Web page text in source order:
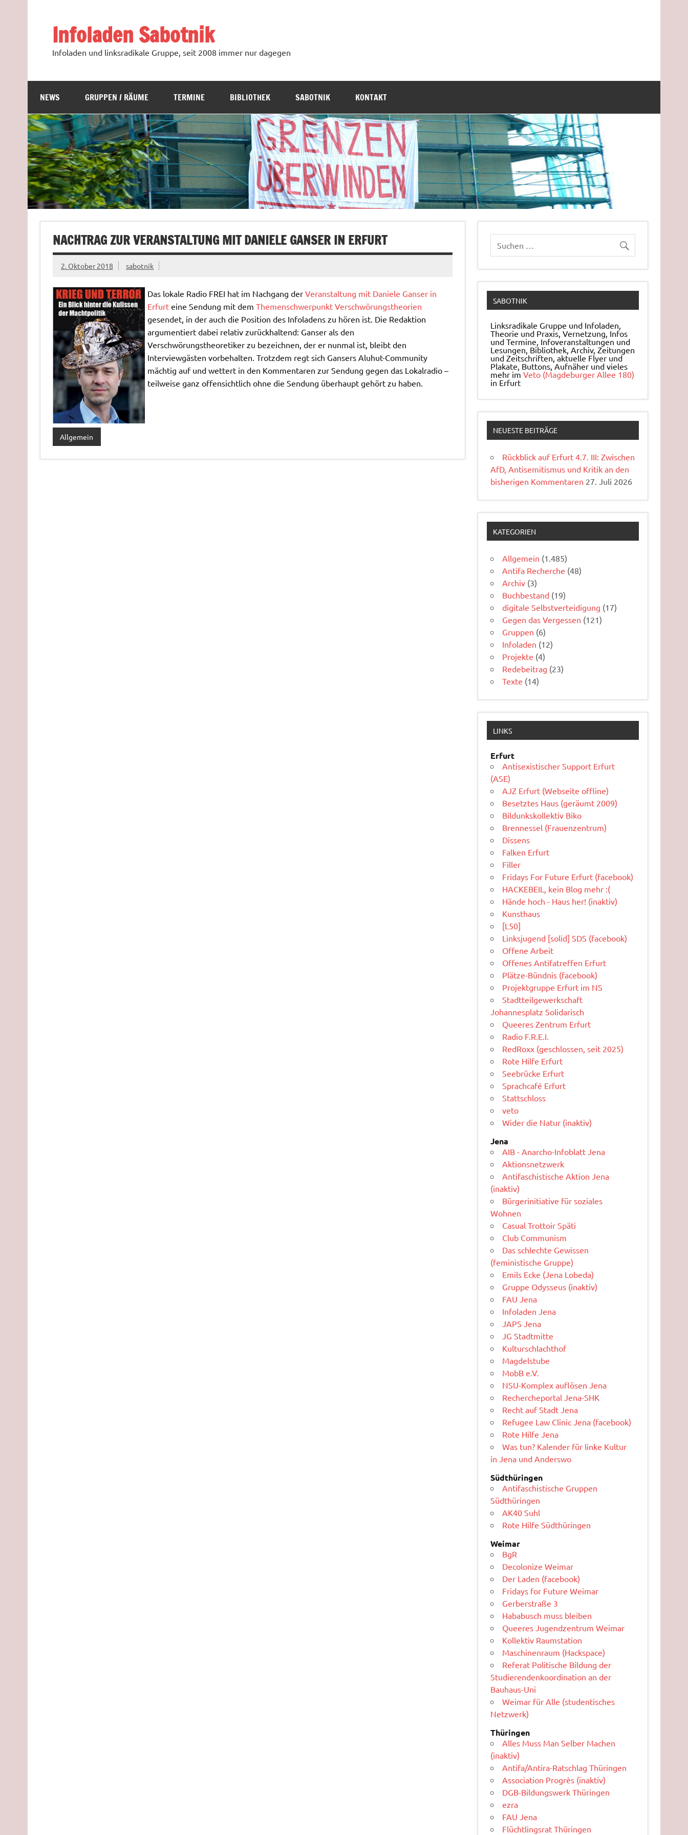
Infoladen Sabotnik
Infoladen und linksradikale Gruppe, seit 2008 immer nur dagegen
NEWS GRUPPEN / RÄUME TERMINE BIBLIOTHEK SABOTNIK KONTAKT
NACHTRAG ZUR VERANSTALTUNG MIT DANIELE GANSER IN ERFURT
2. Oktober 2018 sabotnik
Das lokale Radio FREI hat im Nachgang der Veranstaltung mit Daniele Ganser in
Erfurteine Sendung mit dem Themenschwerpunkt Verschwörungstheorien
gesendet, in der auch die Position des Infoladens zu hören ist. Die Redaktion
argumentiert dabei relativ zurückhaltend: Ganser als den
Verschwörungstheoretiker zu bezeichnen, der er nunmal ist, bleibt den
Interviewgästen vorbehalten. Trotzdem regt sich Gansers Aluhut-Community
mächtig auf und wettert in den Kommentaren zur Sendung gegen das Lokalradio –
teilweise ganz offensichtlich ohne die Sendung überhaupt gehört zu haben.
Allgemein
SABOTNIK
Linksradikale Gruppe und Infoladen,
Theorie und Praxis, Ver­net­zung, Infos
und Ter­mi­ne, In­fo­ver­an­stal­tun­gen und
Le­sun­gen, Bi­blio­thek, Archiv, Zei­tun­gen
und Zeit­schrif­ten, ak­tu­el­le Flyer und
Pla­ka­te, But­tons, Auf­nä­her und vieles
mehr imVeto (Magdeburger Allee 180)
in Erfurt
NEUESTE BEITRÄGE
Rückblick auf Erfurt 4.7. III: Zwischen
AfD, Antisemitismus und Kritik an den
bisherigen Kommentaren 27. Juli 2026
KATEGORIEN
Allgemein (1.485)
Antifa Recherche (48)
Archiv (3)
Buchbestand (19)
digitale Selbstverteidigung (17)
Gegen das Vergessen (121)
Gruppen (6)
Infoladen (12)
Projekte (4)
Redebeitrag (23)
Texte (14)
LINKS
Erfurt
Antisexistischer Support Erfurt
(ASE)
AJZ Erfurt (Webseite offline)
Besetztes Haus (geräumt 2009)
Bildunkskollektiv Biko
Brennessel (Frauenzentrum)
Dissens
Falken Erfurt
Filler
Fridays For Future Erfurt (facebook)
HACKEBEIL, kein Blog mehr :(
Hände hoch - Haus her! (inaktiv)
Kunsthaus
[L50]
Linksjugend [solid] SDS (facebook)
Offene Arbeit
Offenes Antifatreffen Erfurt
Plätze-Bündnis (facebook)
Projektgruppe Erfurt im NS
Stadtteilgewerkschaft
Johannesplatz Solidarisch
Queeres Zentrum Erfurt
Radio F.R.E.I.
RedRoxx (geschlossen, seit 2025)
Rote Hilfe Erfurt
Seebrücke Erfurt
Sprachcafé Erfurt
Stattschloss
veto
Wider die Natur (inaktiv)
Jena
AIB - Anarcho-Infoblatt Jena
Aktionsnetzwerk
Antifaschistische Aktion Jena
(inaktiv)
Bürgerinitiative für soziales
Wohnen
Casual Trottoir Späti
Club Communism
Das schlechte Gewissen
(feministische Gruppe)
Emils Ecke (Jena Lobeda)
Gruppe Odysseus (inaktiv)
FAU Jena
Infoladen Jena
JAPS Jena
JG Stadtmitte
Kulturschlachthof
Magdelstube
MobB e.V.
NSU-Komplex auflösen Jena
Rechercheportal Jena-SHK
Recht auf Stadt Jena
Refugee Law Clinic Jena (facebook)
Rote Hilfe Jena
Was tun? Kalender für linke Kultur
in Jena und Anderswo
Südthüringen
Antifaschistische Gruppen
Südthüringen
AK40 Suhl
Rote Hilfe Südthüringen
Weimar
BgR
Decolonize Weimar
Der Laden (facebook)
Fridays for Future Weimar
Gerberstraße 3
Hababusch muss bleiben
Queeres Jugendzentrum Weimar
Kollektiv Raumstation
Maschinenraum (Hackspace)
Referat Politische Bildung der
Studierendenkoordination an der
Bauhaus-Uni
Weimar für Alle (studentisches
Netzwerk)
Thüringen
Alles Muss Man Selber Machen
(inaktiv)
Antifa/Antira-Ratschlag Thüringen
Association Progrès (inaktiv)
DGB-Bildungswerk Thüringen
ezra
FAU Jena
Flüchtlingsrat Thüringen